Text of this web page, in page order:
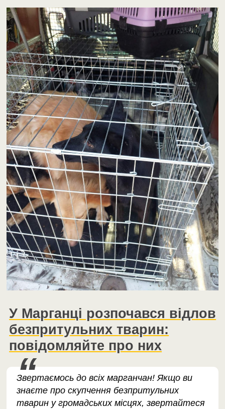
У Марганці розпочався відлов
безпритульних тварин:
повідомляйте про них
Звертаємось до всіх марганчан! Якщо ви
знаєте про скупчення безпритульних
тварин у громадських місцях, звертайтеся